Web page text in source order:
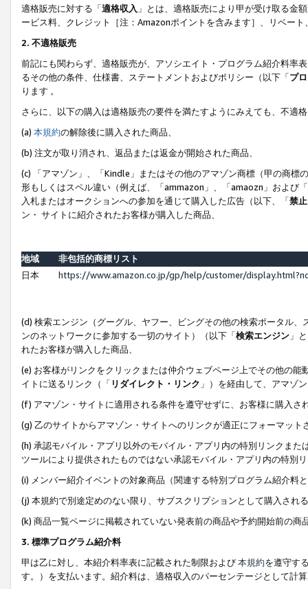
適格販売に対する「適格収入 」とは、適格販売により甲が受け取る金
ービス料、クレジット［注：Amazonポイントを含みます］、リベー
2. 不適格販売
前記にも関わらず、適格販売が、アソシエイト・プログラム紹介料率
るその他の条件、仕様書、ステートメントおよびポリシー（以下「プ
ります 。
さらに、以下の購入は適格販売の要件を満たすようにみえても、不適
(a) 本規約の解除後に購入された商品、
(b) 注文が取り消され、返品または返金が開始された商品、
(c) 「アマゾン」、「Kindle」またはその他のアマゾン商標（甲の商
形もしくはスペル違い（例えば、「ammazon」、「amaozn」および
入札またはオークションへの参加を通じて購入した広告（以下、「禁
ン・ サイトに紹介されたお客様が購入した商品、
地域
非包括的商標リスト
日本
https://www.amazon.co.jp/gp/help/customer/
(d) 検索エンジン（グーグル、ヤフー、ビングその他の検索ポータル
ンのネットワークに参加する一切のサイト）（以下「検索エンジン 」
れたお客様が購入した商品、
(e) お客様がリンクをクリックまたは仲介ウェブページ上でその他の
イトに送るリンク（「 リダイレクト・リンク 」）を経由して、アマゾ
(f) アマゾン・サイトに適用される条件を遵守せずに、お客様に購入さ
(g) 乙のサイトからアマゾン・サイトへのリンクが適正にフォーマッ
(h) 承認モバイル・アプリ以外のモバイル・アプリ内の特別リンクま
ツールにより提供されたものではない承認モバイル・アプリ内の特別
(i) メンバー紹介イベントの対象商品（関連する特別プログラム紹介料
(j) 本規約で別途定めのない限り、サブスクリプションとして購入され
(k) 商品一覧ページに掲載されていない発表前の商品や予約開始前の商
3. 標準プログラム紹介料
甲は乙に対し、本紹介料率表に記載された制限および本規約を遵守す
す。）を支払います。紹介料は、適格収入のパーセンテージとして計